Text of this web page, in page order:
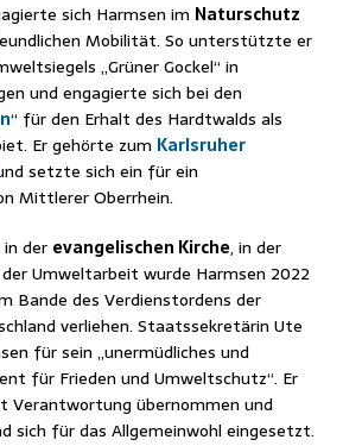
sich Harmsen im Naturschutz
Mobilität. So unterstützte er
„Grüner Gockel“ in
und engagierte sich bei den
“ für den Erhalt des Hardtwalds als
Er gehörte zum Karlsruher
setzte sich ein für ein
Mittlerer Oberrhein.
der evangelischen Kirche, in der
Umweltarbeit wurde Harmsen 2022
Bande des Verdienstordens der
verliehen. Staatssekretärin Ute
für sein „unermüdliches und
für Frieden und Umweltschutz“. Er
Verantwortung übernommen und
sich für das Allgemeinwohl eingesetzt.